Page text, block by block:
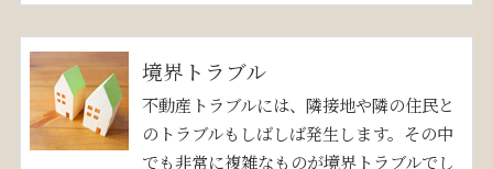
境界トラブル
不動産トラブルには、隣接地や隣の住民と
のトラブルもしばしば発生します。その中
でも非常に複雑なものが境界トラブルでし